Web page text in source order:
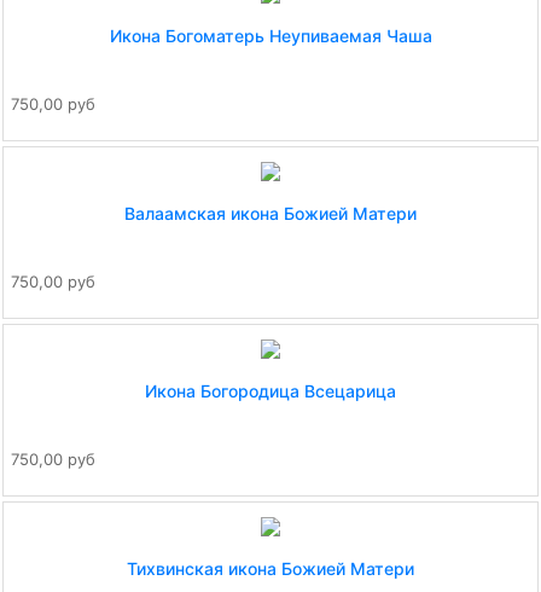
Икона Богоматерь Неупиваемая Чаша
750,00 руб
Валаамская икона Божией Матери
750,00 руб
Икона Богородица Всецарица
750,00 руб
Тихвинская икона Божией Матери